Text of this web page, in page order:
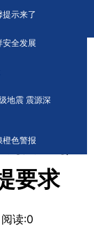
示来了
安全发展
地震 震源深
橙色警报
不掉
、提
要求
阅读:0